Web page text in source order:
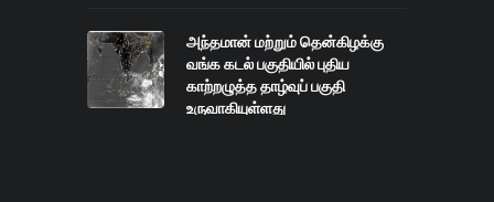
அந்தமான் மற்றும் தென்கிழக்கு
வங்க கடல் பகுதியில் புதிய
காற்றழுத்த தாழ்வுப் பகுதி
உருவாகியுள்ளது